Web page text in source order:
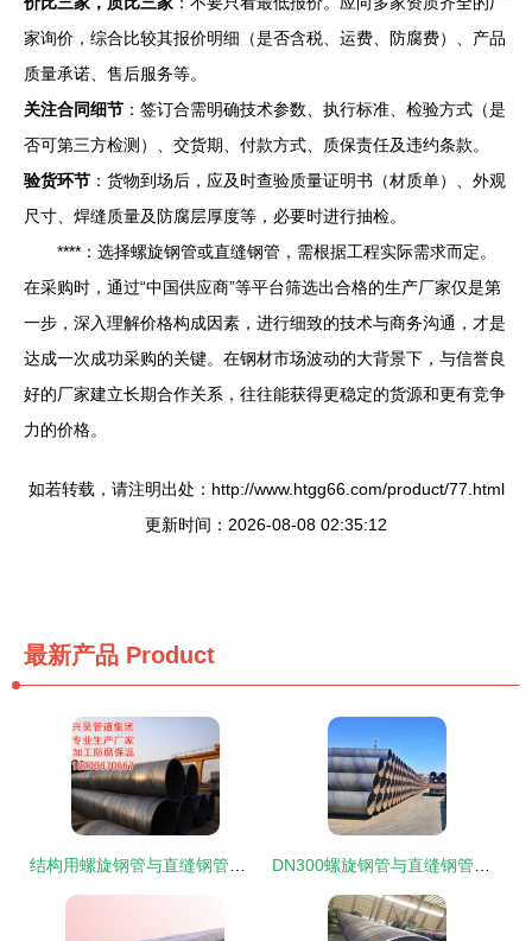
家询价，综合比较其报价明细（是否含税、运费、防腐费）、产品
质量承诺、售后服务等。
关注合同细节 ：签订合需明确技术参数、执行标准、检验方式（是
否可第三方检测）、交货期、付款方式、质保责任及违约条款。
验货环节 ：货物到场后，应及时查验质量证明书（材质单）、外观
尺寸、焊缝质量及防腐层厚度等，必要时进行抽检。
****：选择螺旋钢管或直缝钢管，需根据工程实际需求而定。
在采购时，通过“中国供应商”等平台筛选出合格的生产厂家仅是第
一步，深入理解价格构成因素，进行细致的技术与商务沟通，才是
达成一次成功采购的关键。在钢材市场波动的大背景下，与信誉良
好的厂家建立长期合作关系，往往能获得更稳定的货源和更有竞争
力的价格。
如若转载，请注明出处：http://www.htgg66.com/product/77.html
更新时间：2026-08-08 02:35:12
最新产品 Product